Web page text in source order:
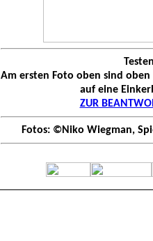
Am ersten Foto oben sind
auf eine
ZUR
Fotos: ©Niko Wiegman,